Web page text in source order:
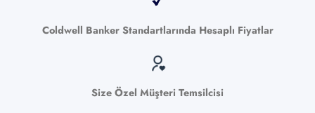
Coldwell Banker Standartlarında Hesaplı Fiyatlar
Size Özel Müşteri Temsilcisi